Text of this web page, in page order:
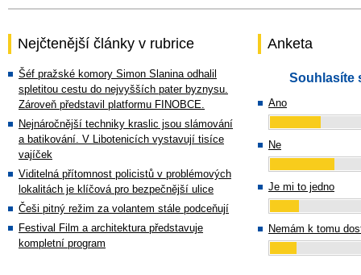
Nejčtenější články v rubrice
Šéf pražské komory Simon Slanina odhalil
spletitou cestu do nejvyšších pater byznysu.
Zároveň představil platformu FINOBCE.
Nejnáročnější techniky kraslic jsou slámování
a batikování. V Libotenicích vystavují tisíce
vajíček
Viditelná přítomnost policistů v problémových
lokalitách je klíčová pro bezpečnější ulice
Češi pitný režim za volantem stále podceňují
Festival Film a architektura představuje
kompletní program
Anketa
Souhlasíte
Ano
Ne
Je mi to jedno
Nemám k tomu